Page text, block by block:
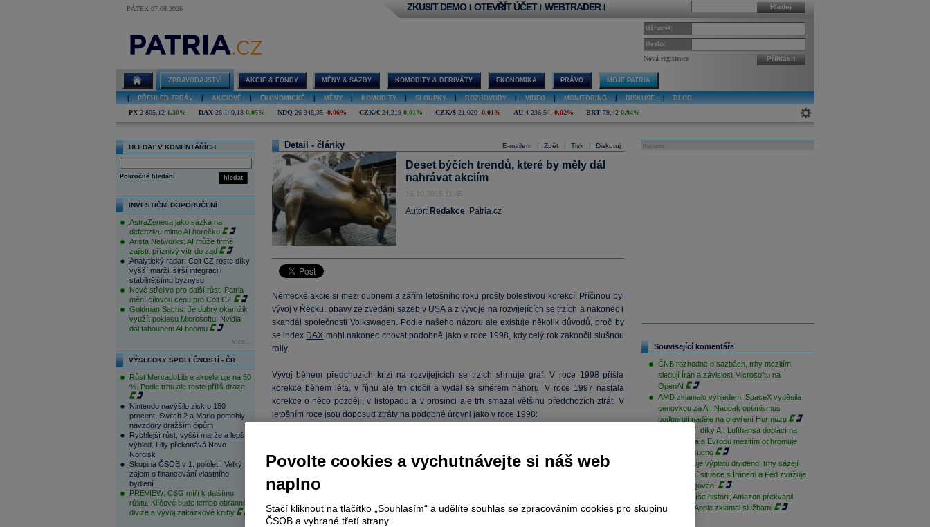
PÁTEK 07.08.2026 Hledej
ZKUSIT DEMO | OTEVŘÍT ÚČET | WEBTRADER |
Uživatel:
Heslo:
Nová registrace Přihlásit
ZPRAVODAJSTVÍ AKCIE & FONDY MĚNY & SAZBY KOMODITY & DERIVÁTY EKONOMIKA PRÁVO MOJE PATRIA
PŘEHLED ZPRÁV AKCIOVÉ EKONOMICKÉ MĚNY KOMODITY SLOUPKY ROZHOVORY VIDEO MONITORING DISKUSE BLOG
PX 2 805,12 1,30% DAX 26 140,13 0,05% NDQ 26 348,35 -0,06% CZK/€ 24,219 0,01% CZK/$ 21,020 -0,01% AU 4 236,54 -0,02% BRT 79,42 0,94%
HLEDAT V KOMENTÁŘÍCH
hledat
Pokročilé hledání
INVESTIČNÍ DOPORUČENÍ
AstraZeneca jako sázka na
defenzivu mimo AI horečku
Arista Networks: AI může firmě
zajistit příznivý vítr do zad
Analytický radar: Colt CZ roste díky
vyšší marži, širší integraci i
stabilnějšímu byznysu
Nové střelivo pro další růst. Patria
mění cílovou cenu pro Colt CZ
Goldman Sachs: Je dobrý okamžik
využít poklesu Microsoftu. Nvidia
dál tahounem AI boomu
více...
VÝSLEDKY SPOLEČNOSTÍ - ČR
Růst MercadoLibre akceleruje na 50
%. Podle trhu ale roste příliš draze
Nintendo navýšilo zisk o 150
procent. Switch 2 a Mario pomohly
navzdory dražším čipům
Rychlejší růst, vyšší marže a lepší
výhled. Lilly překonává Novo
Nordisk
Skupina ČSOB v 1. pololetí: Velký
zájem o financování vlastního
bydlení
PREVIEW: CSG míří k dalšímu
růstu. Klíčové bude tempo obranné
divize a vývoj zakázkové knihy
E-mailem Zpět Tisk Diskutuj
Detail - články
Deset býčích trendů, které by měly dál
nahrávat akciím
16.10.2015 11:45
Autor: Redakce, Patria.cz
Německé akcie si mezi dubnem a zářím letošního roku prošly bolestivou korekcí. Příčinou byl
vývoj v Řecku, obavy ze zvedání sazeb v USA a z vývoje na rozvíjejících se trzích a nakonec i
skandál společnosti Volkswagen. Podle našeho názoru ale existuje několik důvodů, proč by
se index DAX mohl nakonec chovat podobně jako v roce 1998, kdy celý rok zakončil slušnou
rally.
Vývoj během předchozích krizí na rozvíjejících se trzích shrnuje graf. V roce 1998 přišla
korekce během léta, v říjnu ale trh otočil a vydal se směrem nahoru. V roce 1997 nastala
korekce o něco později, v listopadu a v prosinci ale trh smazal většinu předchozích ztrát. V
letošním roce jsou doposud ztráty na podobné úrovni jako v roce 1998:
Reklama
Související komentáře
ČNB rozhodne o sazbách, trhy mezitím
sledují Írán a závislost Microsoftu na
OpenAI
AMD zklamalo výhledem, SpaceX vyděsila
cenovkou za AI. Naopak optimismus
podporují naděje na otevření Hormuzu
Palantir září díky AI, Lufthansa doplácí na
drahá paliva a Evropu mezitím ochromuje
historické sucho
ČEZ zahajuje výplatu dividend, trhy sázejí
na uklidnění situace s Íránem a Fed zvažuje
změnu fungování
Microsoft píše historii, Amazon překvapil
cloudem a Apple zklamal službami
Povolte cookies a vychutnávejte si náš web
naplno
Stačí kliknout na tlačítko „Souhlasím“ a udělíte souhlas se zpracováním cookies pro skupinu
ČSOB a vybrané třetí strany.